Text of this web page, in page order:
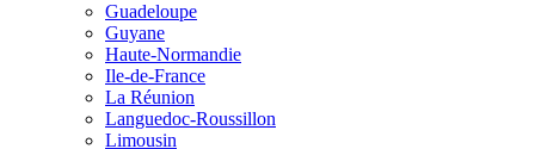
Guadeloupe
Guyane
Haute-Normandie
Ile-de-France
La Réunion
Languedoc-Roussillon
Limousin